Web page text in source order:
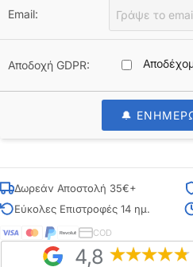
Email:
Αποδοχή GDPR:
🔔
Δωρεάν Αποστολή 35€+
Εύκολες Επιστροφές 14 ημ.
COD
4,8